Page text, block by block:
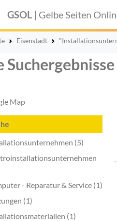
GSOL | Gelbe Seiten
Eisenstadt
(5)
- Reparatur & Service (1)
(1)
(1)